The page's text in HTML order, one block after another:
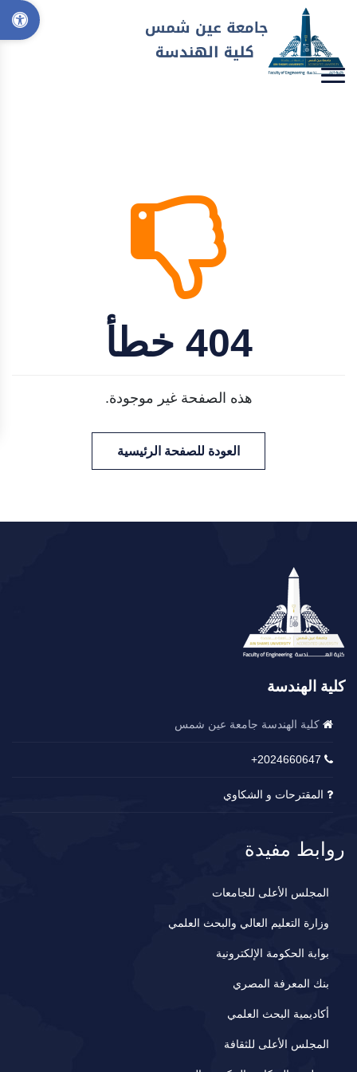
404 خطأ
هذه الصفحة غير موجودة.
العودة للصفحة الرئيسية
كلية الهندسة
كلية الهندسة جامعة عين شمس
2024660647+
المقترحات و الشكاوي
روابط مفيدة
المجلس الأعلى للجامعات
وزارة التعليم العالي والبحث العلمي
بوابة الحكومة الإلكترونية
بنك المعرفة المصري
أكاديمية البحث العلمي
المجلس الأعلى للثقافة